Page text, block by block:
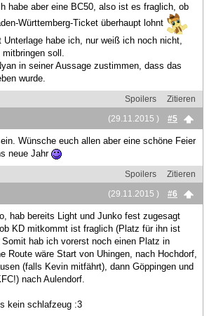
habe aber eine BC50, also ist es fraglich, ob
Württemberg-Ticket überhaupt lohnt
habe ich, nur weiß ich noch nicht,
soll.
in seiner Aussage zustimmen, dass das
wurde.
Spoilers
Zitieren
(29.11.2015 )
#5
Wünsche euch allen aber eine schöne Feier
neue Jahr
Spoilers
Zitieren
(29.11.2015 )
#6
hab bereits Light und Junko fest zugesagt
KD mitkommt ist fraglich (Platz für ihn ist
hab ich vorerst noch einen Platz in
Route wäre Start von Uhingen, nach Hochdorf,
(falls Kevin mitfährt), dann Göppingen und
nach Aulendorf.
kein schlafzeug :3